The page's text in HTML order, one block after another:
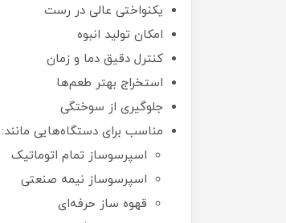
یکنواختی عالی در رست
امکان تولید انبوه
کنترل دقیق دما و زمان
استخراج بهتر طعم‌ها
جلوگیری از سوختگی
مناسب برای دستگاه‌هایی مانند:
اسپرسوساز تمام اتوماتیک
اسپرسوساز نیمه صنعتی
قهوه ساز حرفه‌ای